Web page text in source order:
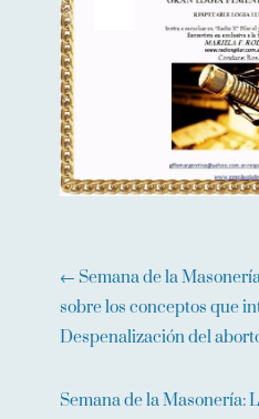
← Semana de la
sobre los conceptos que
Despenalización del
Semana de la Masonería: